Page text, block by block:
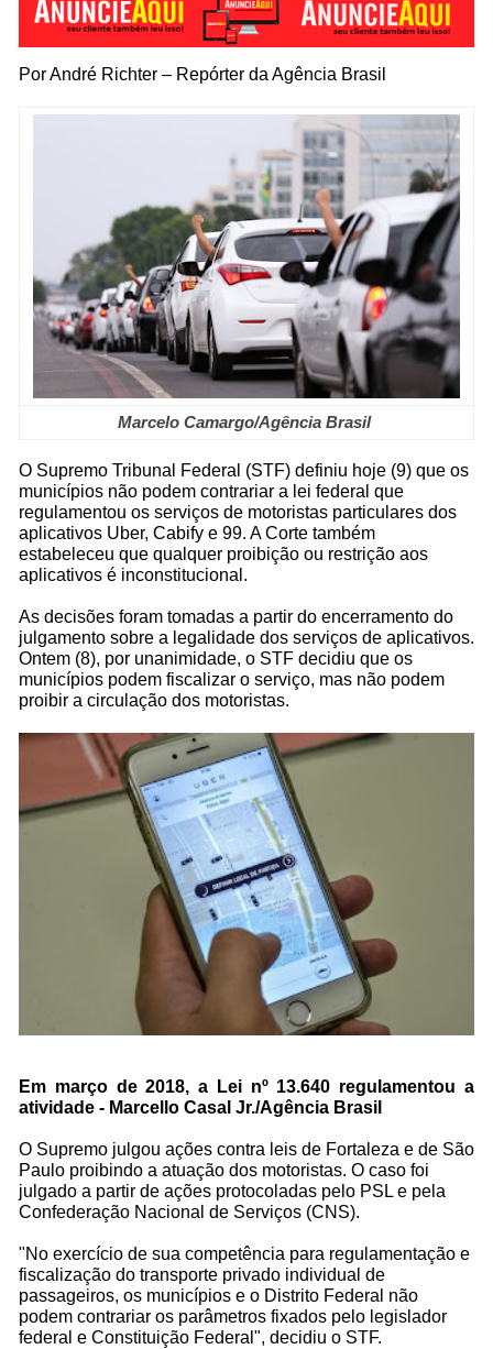
Por André Richter – Repórter da Agência Brasil
Marcelo Camargo/Agência Brasil
O Supremo Tribunal Federal (STF) definiu hoje (9) que os
municípios não podem contrariar a lei federal que
regulamentou os serviços de motoristas particulares dos
aplicativos Uber, Cabify e 99. A Corte também
estabeleceu que qualquer proibição ou restrição aos
aplicativos é inconstitucional.
As decisões foram tomadas a partir do encerramento do
julgamento sobre a legalidade dos serviços de aplicativos.
Ontem (8), por unanimidade, o STF decidiu que os
municípios podem fiscalizar o serviço, mas não podem
proibir a circulação dos motoristas.
Em março de 2018, a Lei nº 13.640 regulamentou a
atividade - Marcello Casal Jr./Agência Brasil
O Supremo julgou ações contra leis de Fortaleza e de São
Paulo proibindo a atuação dos motoristas. O caso foi
julgado a partir de ações protocoladas pelo PSL e pela
Confederação Nacional de Serviços (CNS).
"No exercício de sua competência para regulamentação e
fiscalização do transporte privado individual de
passageiros, os municípios e o Distrito Federal não
podem contrariar os parâmetros fixados pelo legislador
federal e Constituição Federal", decidiu o STF.